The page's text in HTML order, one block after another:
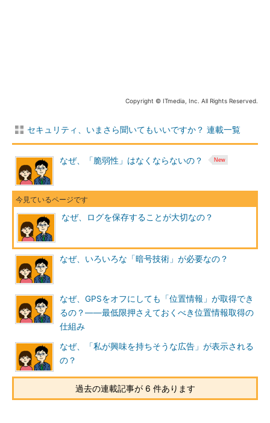
Windowsの「ログの有効化」
Quiz：ログにはどのような使い道があるでしょうか？
次ページでは、ログが持つ「3つの役割」について解説しま
す。
Copyright © ITmedia, Inc. All Rights Reserved.
セキュリティ、いまさら聞いてもいいですか？ 連載一覧
なぜ、「脆弱性」はなくならないの？
なぜ、ログを保存することが大切なの？
なぜ、いろいろな「暗号技術」が必要なの？
なぜ、GPSをオフにしても「位置情報」が取得でき
るの？――最低限押さえておくべき位置情報取得の
仕組み
なぜ、「私が興味を持ちそうな広告」が表示される
の？
過去の連載記事が 6 件あります